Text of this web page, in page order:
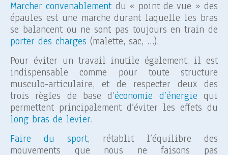
Marcher convenablementdu « point de vue » des
épaules est une marche durant laquelle les bras
se balancent ou ne sont pas toujours en train de
porter des charges (malette, sac, …).
Pour éviter un travail inutile également, il est
indispensable comme pour toute structure
musculo-articulaire, et de respecter deux des
trois règles de base d’économie d’énergie qui
permettent principalement d’éviter les effets du
long bras de levier.
Faire du sport, rétablit l’équilibre des
mouvements que nous ne faisons pas